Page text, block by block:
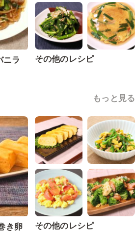
ニラ
その他のレシピ
もっと見る
き卵 その他のレシピ